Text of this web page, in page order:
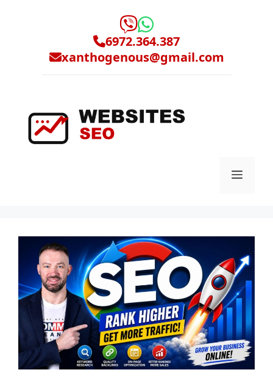
6972.364.387
xanthogenous@gmail.com